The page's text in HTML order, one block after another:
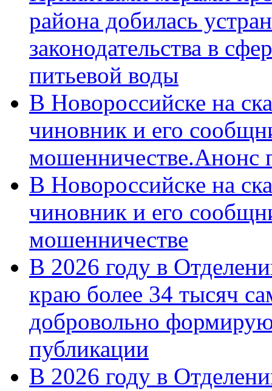
района добилась
законодательства в
питьевой воды
В Новороссийске на
чиновник и его
мошенничестве.Анонс
В Новороссийске на
чиновник и его
мошенничестве
В 2026 году в
краю более 34 тысяч
добровольно
публикации
В 2026 году в